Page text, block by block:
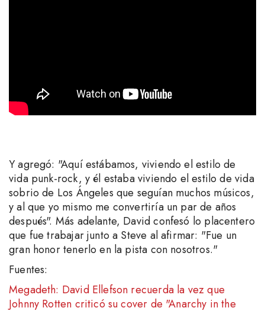
Y agregó: "Aquí estábamos, viviendo el estilo de
vida punk-rock, y él estaba viviendo el estilo de vida
sobrio de Los Ángeles que seguían muchos músicos,
y al que yo mismo me convertiría un par de años
después". Más adelante, David confesó lo placentero
que fue trabajar junto a Steve al afirmar: "Fue un
gran honor tenerlo en la pista con nosotros."
Fuentes:
Megadeth: David Ellefson recuerda la vez que
Johnny Rotten criticó su cover de "Anarchy in the